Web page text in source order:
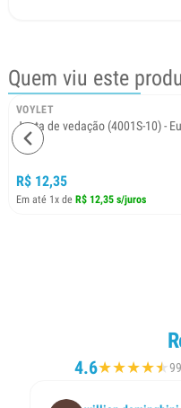
Quem viu este
VOYLET
Junta de vedação (4001S-10) -
R$ 12,35
Em até 1x de R$ 12,35 s/juros
4.6★★★★★
★